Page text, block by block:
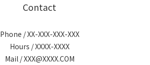
Contact
Phone / XX-XXX-XXX-XXX
Hours / XXXX-XXXX
Mail / XXX@XXXX.COM